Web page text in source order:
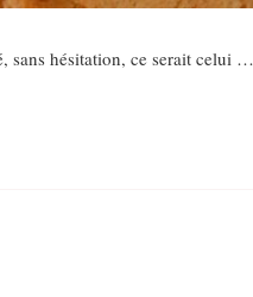
sans hésitation, ce serait celui …